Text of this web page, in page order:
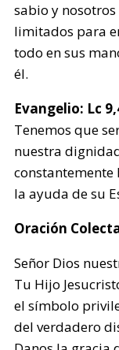
sabio y
limitados para
todo en sus
él.
Evangelio: Lc
Tenemos que
nuestra
constantemente
la ayuda de su
Oración
Señor Dios
Tu Hijo
el símbolo
del verdadero